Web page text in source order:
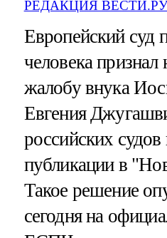
РЕДАКЦИЯ ВЕСТИ.РУ
Европейский суд
человека
жалобу внука
Евгения
российских
публикации в
Такое решение
сегодня на